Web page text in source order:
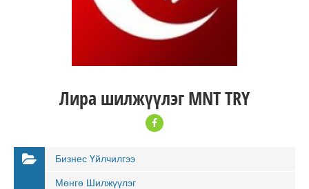
Лира шилжүүлэг MNT TRY
Бизнес Үйлчилгээ
Мөнгө Шилжүүлэг